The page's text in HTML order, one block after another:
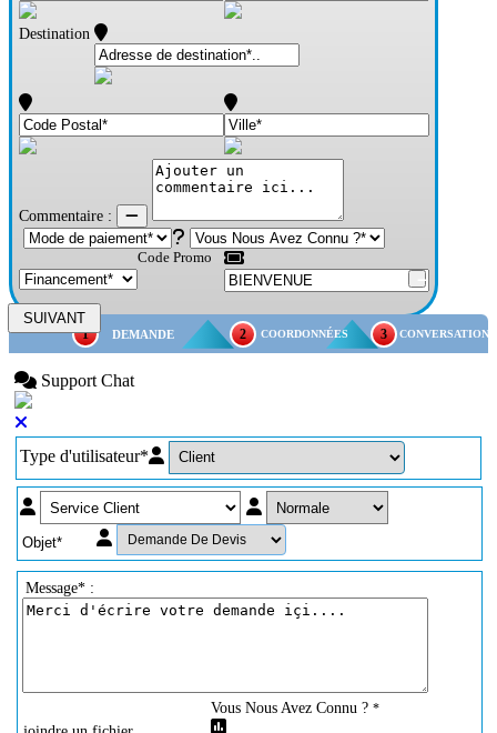
Destination
Commentaire :
Code Promo
SUIVANT
1 DEMANDE 2 COORDONNÉES 3 CONVERSATION
Support Chat
Type d'utilisateur*
Message* :
Vous Nous Avez Connu ? *